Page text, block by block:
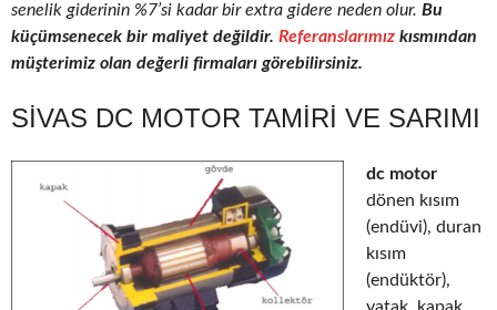
senelik giderinin %7’si kadar bir extra gidere neden olur. Bu
küçümsenecek bir maliyet değildir. Referanslarımız kısmından
müşterimiz olan değerli firmaları görebilirsiniz.
SIVAS DC MOTOR TAMIRI VE SARIMI
dc motor
dönen kısım
(endüvi), duran
kısım
(endüktör),